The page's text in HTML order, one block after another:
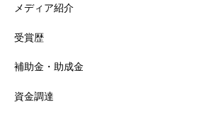
メディア紹介
受賞歴
補助金・助成金
資金調達